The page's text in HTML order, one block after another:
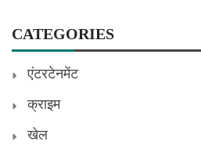
CATEGORIES
एंटरटेनमेंट
क्राइम
खेल